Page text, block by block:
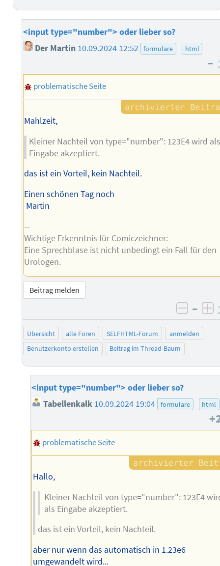
<input type="number"> oder lieber so?
Der Martin 10.09.2024 12:52 formulare html
–
problematische Seite
Mahlzeit,
Kleiner Nachteil von type="number": 123E4 wird
Eingabe akzeptiert.
das ist ein Vorteil, kein Nachteil.
Einen schönen Tag noch
Martin
--
Wichtige Erkenntnis für Comiczeichner:
Eine Sprechblase ist nicht unbedingt ein Fall für den
Urologen.
Beitrag melden
–
Übersicht alle Foren SELFHTML-Forum
anmelden
Benutzerkonto erstellen
Beitrag im Thread-Baum
<input type="number"> oder lieber so?
Tabellenkalk 10.09.2024 19:04 formulare html
problematische Seite
Hallo,
Kleiner Nachteil von type="number": 123E4
als Eingabe akzeptiert.
das ist ein Vorteil, kein Nachteil.
aber nur wenn das automatisch in 1.23e6
umgewandelt wird...